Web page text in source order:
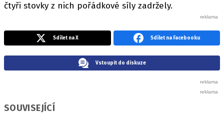
čtyři stovky z nich pořádkové síly zadržely.
Sdílet na X Sdílet na Facebooku
Vstoupit do diskuze
SOUVISEJÍCÍ